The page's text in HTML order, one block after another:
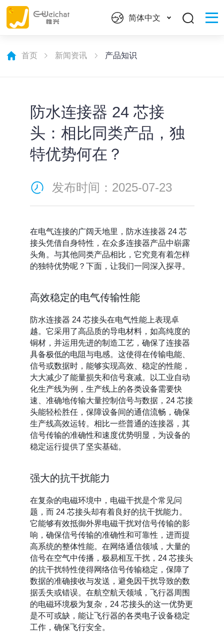
简体中文
首页 新闻资讯 产品知识
防水连接器 24 芯接
头：相比同类产品，独
特优势何在？
发布时间：2025-07-23
在电气连接的广阔天地里，防水连接器 24 芯
接头凭借自身特性，在众多连接器产品中崭露
头角。与其他同类产品相比，它究竟有着怎样
的独特优势呢？下面，让我们一同深入探寻。
高效稳定的电气传输性能
防水连接器 24 芯接头在电气性能上表现卓
越。它采用了高品质的导电材料，如高纯度的
铜材，并运用先进的制造工艺，确保了连接器
具备极低的电阻与电感。这使得在传输电能、
信号或数据时，能够实现高效、稳定的性能，
大大减少了能量损失和信号衰减。以工业自动
化生产线为例，生产线上的各类设备需要快
速、准确地传输大量控制信号与数据，24 芯接
头能轻松胜任，保障设备间的通信流畅，确保
生产线高效运转。相比一些普通的连接器，其
信号传输的准确性和速度优势明显，为设备的
稳定运行提供了坚实基础。
强大的抗干扰能力
在复杂的电磁环境中，电磁干扰是个常见问
题，而 24 芯接头却有着良好的抗干扰能力。
它能够有效抵御外界电磁干扰对信号传输的影
响，确保信号传输的准确性和可靠性，进而提
高系统的整体性能。在网络通信领域，大量的
信号在空气中传播，极易相互干扰，24 芯接头
的抗干扰特性使得网络信号传输稳定，保障了
数据的准确接收与发送，避免因干扰导致的数
据丢失或错误。在航空航天领域，飞行器周围
的电磁环境极为复杂，24 芯接头的这一优势更
是不可或缺，能让飞行器的各类电子设备稳定
工作，确保飞行安全。